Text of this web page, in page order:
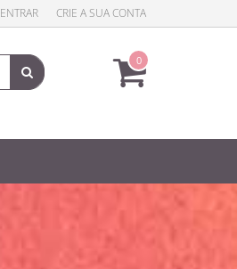
ENTRAR CRIE A SUA CONTA
0